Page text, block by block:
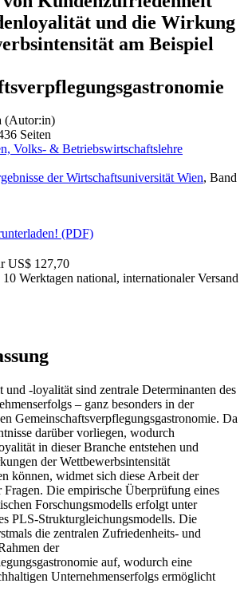
und die Wirkung
am Beispiel
(Autor:in)
Seiten
Volks- & Betriebswirtschaftslehre
der Wirtschaftsuniversität Wien, Band
(PDF)
US$ 127,70
10 Werktagen national, internationaler Versand
und -loyalität sind zentrale Determinanten des
– ganz besonders in der
Gemeinschaftsverpflegungsgastronomie. Da
darüber vorliegen, wodurch
in dieser Branche entstehen und
der Wettbewerbsintensität
können, widmet sich diese Arbeit der
Fragen. Die empirische Überprüfung eines
Forschungsmodells erfolgt unter
PLS-Strukturgleichungsmodells. Die
die zentralen Zufriedenheits- und
der
auf, wodurch eine
Unternehmenserfolgs ermöglicht